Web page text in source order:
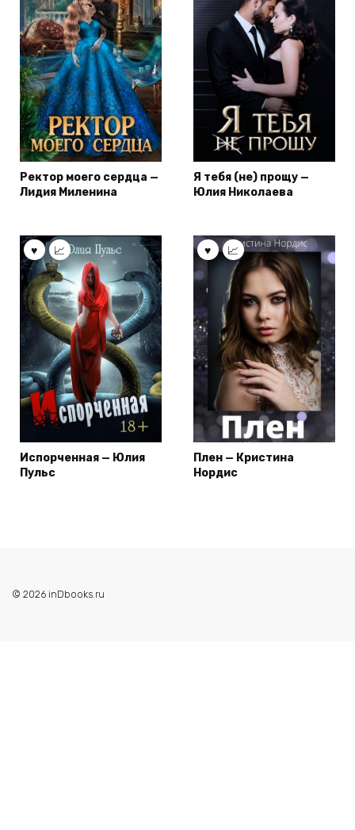
Ректор моего сердца —
Лидия Миленина
Я тебя (не) прощу —
Юлия Николаева
Испорченная — Юлия
Пульс
Плен — Кристина
Нордис
© 2026 inDbooks.ru